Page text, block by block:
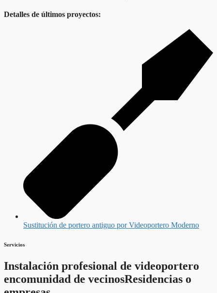
Detalles de últimos proyectos:
Sustitución de portero antiguo por Videoportero Moderno
Servicios
Instalación profesional de videoportero
encomunidad de vecinosResidencias o